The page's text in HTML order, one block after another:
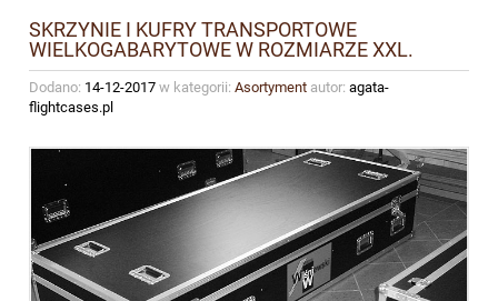
SKRZYNIE I KUFRY TRANSPORTOWE
WIELKOGABARYTOWE W ROZMIARZE XXL.
Dodano: 14-12-2017 w kategorii: Asortyment autor: agata-
flightcases.pl